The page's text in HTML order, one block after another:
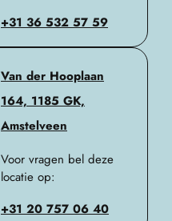
+31 36 532 57 59​
Van der Hooplaan
164, 1185 GK,
Amstelveen
Voor vragen bel deze
locatie op:
+31 20 757 06 40